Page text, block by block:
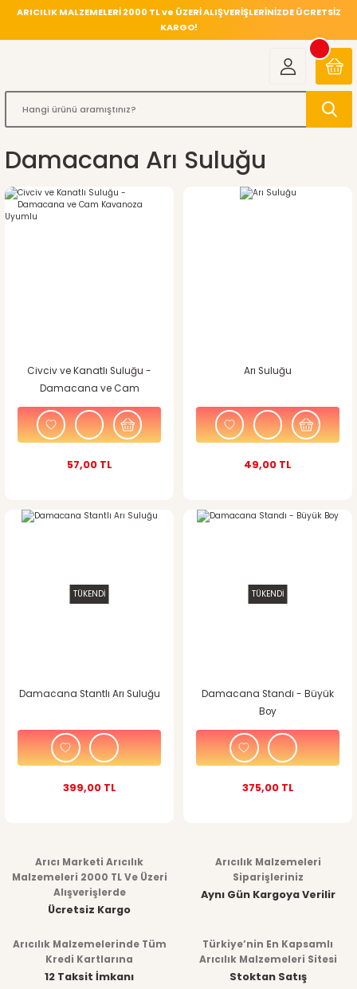
ARICILIK MALZEMELERİ 2000 TL ve ÜZERİ ALIŞVERİŞLERİNİZDE ÜCRETSİZ
KARGO!
Damacana Arı Suluğu
Civciv ve Kanatlı Suluğu -
Damacana ve Cam
Kavanoza Uyumlu
57,00 TL
Arı Suluğu
49,00 TL
TÜKENDİ
Damacana Stantlı Arı Suluğu
399,00 TL
TÜKENDİ
Damacana Standı - Büyük
Boy
375,00 TL
Arıcı Marketi Arıcılık
Malzemeleri 2000 TL Ve Üzeri
Alışverişlerde
Ücretsiz Kargo
Arıcılık Malzemeleri
Siparişleriniz
Aynı Gün Kargoya Verilir
Arıcılık Malzemelerinde Tüm
Kredi Kartlarına
12 Taksit İmkanı
Türkiye’nin En Kapsamlı
Arıcılık Malzemeleri Sitesi
Stoktan Satış